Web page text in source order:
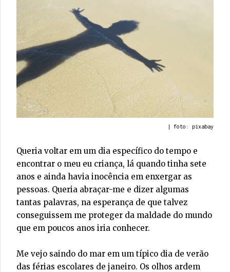
| foto: pixabay
Queria voltar em um dia específico do tempo e
encontrar o meu eu criança, lá quando tinha sete
anos e ainda havia inocência em enxergar as
pessoas. Queria abraçar-me e dizer algumas
tantas palavras, na esperança de que talvez
conseguissem me proteger da maldade do mundo
que em poucos anos iria conhecer.
Me vejo saindo do mar em um típico dia de verão
das férias escolares de janeiro. Os olhos ardem